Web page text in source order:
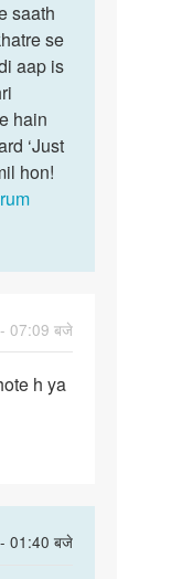
saath
se
aap is
hain
‘Just
hon!
07:09 बजे
h ya
01:40 बजे